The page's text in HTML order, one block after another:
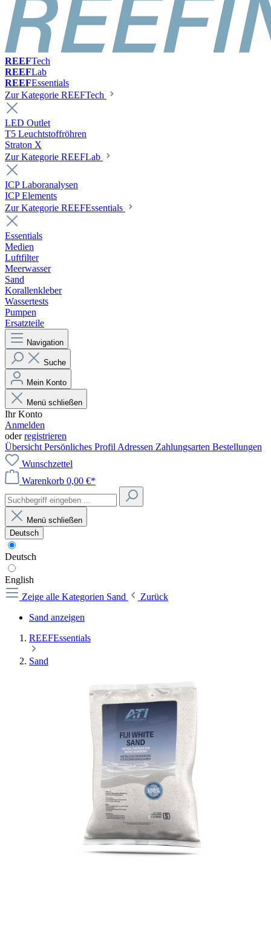
REEFTech
REEFLab
REEFEssentials
Zur Kategorie REEFTech
LED Outlet
T5 Leuchtstoffröhren
Straton X
Zur Kategorie REEFLab
ICP Laboranalysen
ICP Elements
Zur Kategorie REEFEssentials
Essentials
Medien
Luftfilter
Meerwasser
Sand
Korallenkleber
Wassertests
Pumpen
Ersatzteile
Navigation
Suche
Mein Konto
Menü schließen
Ihr Konto
Anmelden
oderregistrieren
Übersicht Persönliches Profil Adressen Zahlungsarten Bestellungen
Wunschzettel
Warenkorb 0,00 €*
Menü schließen
Deutsch
Deutsch
English
Zeige alle Kategorien Sand
Zurück
Sand anzeigen
REEFEssentials
Sand